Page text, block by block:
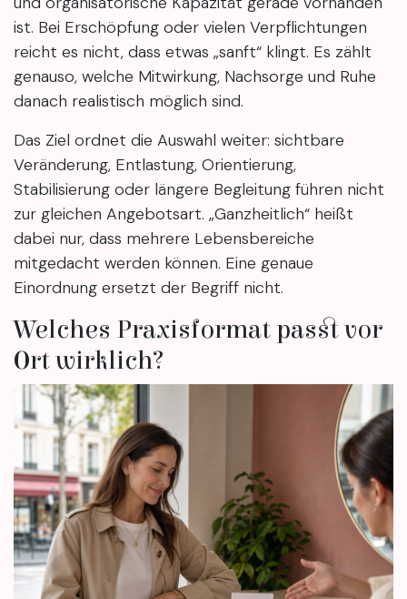
ist. Bei Erschöpfung oder vielen Verpflichtungen
reicht es nicht, dass etwas „sanft“ klingt. Es zählt
genauso, welche Mitwirkung, Nachsorge und Ruhe
danach realistisch möglich sind.
Das Ziel ordnet die Auswahl weiter: sichtbare
Veränderung, Entlastung, Orientierung,
Stabilisierung oder längere Begleitung führen nicht
zur gleichen Angebotsart. „Ganzheitlich“ heißt
dabei nur, dass mehrere Lebensbereiche
mitgedacht werden können. Eine genaue
Einordnung ersetzt der Begriff nicht.
Welches Praxisformat passt vor
Ort wirklich?